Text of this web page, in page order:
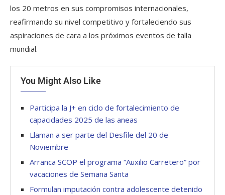
los 20 metros en sus compromisos internacionales,
reafirmando su nivel competitivo y fortaleciendo sus
aspiraciones de cara a los próximos eventos de talla
mundial.
You Might Also Like
Participa la J+ en ciclo de fortalecimiento de
capacidades 2025 de las aneas
Llaman a ser parte del Desfile del 20 de
Noviembre
Arranca SCOP el programa “Auxilio Carretero” por
vacaciones de Semana Santa
Formulan imputación contra adolescente detenido